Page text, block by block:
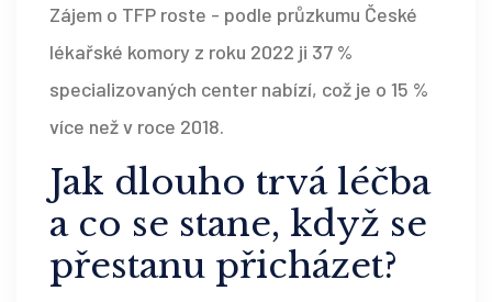
Zájem o TFP roste - podle průzkumu České
lékařské komory z roku 2022 ji 37 %
specializovaných center nabízí, což je o 15 %
více než v roce 2018.
Jak dlouho trvá léčba
a co se stane, když se
přestanu přicházet?